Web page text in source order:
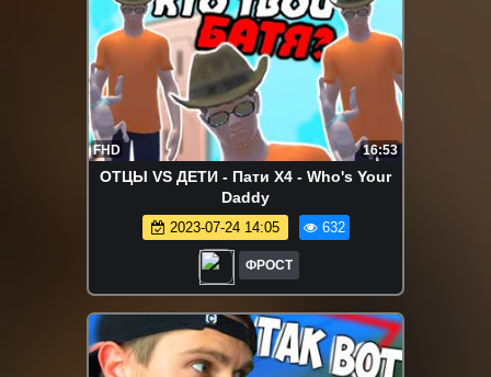
FHD 16:53
ОТЦЫ VS ДЕТИ - Пати X4 - Who's Your
Daddy
2023-07-24 14:05 632
ФРОСТ